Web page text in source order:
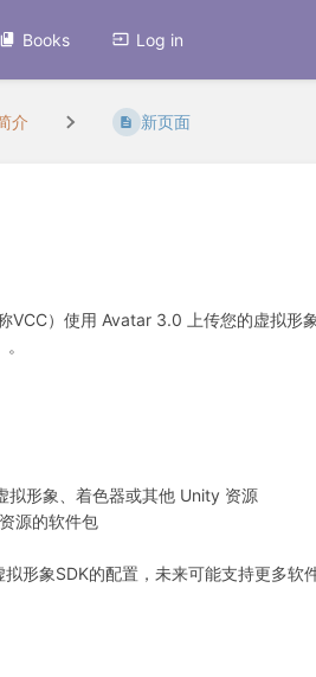
Books Log in
介 新页面
VCC）使用 Avatar 3.0 上传您的虚拟形
拟形象、着色器或其他 Unity 资源
源的软件包
形象SDK的配置，未来可能支持更多软